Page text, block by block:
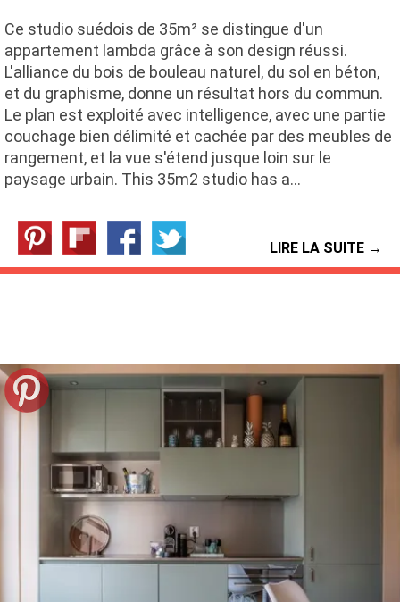
Ce studio suédois de 35m² se distingue d'un
appartement lambda grâce à son design réussi.
L'alliance du bois de bouleau naturel, du sol en béton,
et du graphisme, donne un résultat hors du commun.
Le plan est exploité avec intelligence, avec une partie
couchage bien délimité et cachée par des meubles de
rangement, et la vue s'étend jusque loin sur le
paysage urbain. This 35m2 studio has a…
LIRE LA SUITE →